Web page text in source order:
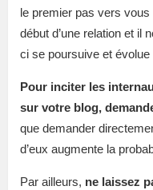
le premier pas vers
début d’une relation et il
ci se poursuive et évolue
Pour inciter les
sur votre blog,
que demander
d’eux augmente la
Par ailleurs, ne laissez